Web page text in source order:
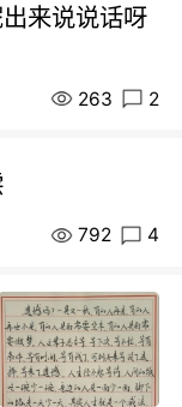
来说说话呀
263 2
792 4